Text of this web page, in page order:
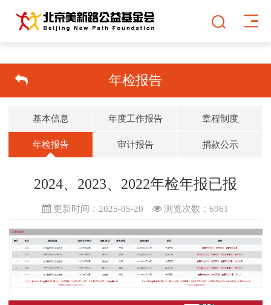
年检报告
基本信息 年度工作报告 章程制度
年检报告 审计报告 捐款公示
2024、2023、2022年检年报已报
更新时间：2025-05-20 浏览次数： 6961